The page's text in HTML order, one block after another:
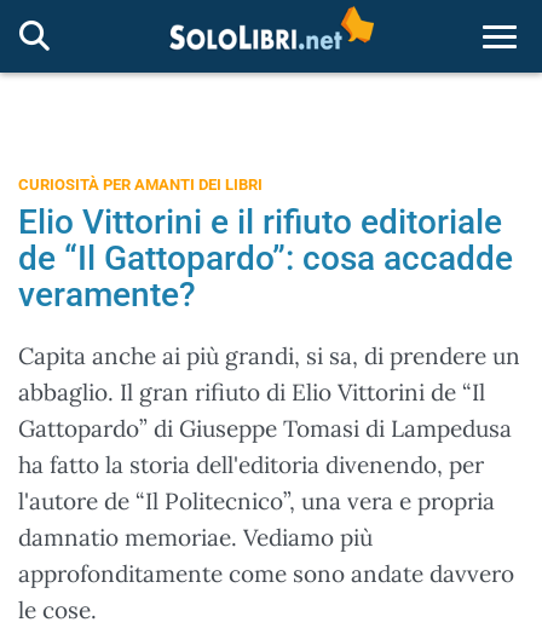
CURIOSITÀ PER AMANTI DEI LIBRI
Elio Vittorini e il rifiuto editoriale
de “Il Gattopardo”: cosa accadde
veramente?
Capita anche ai più grandi, si sa, di prendere un
abbaglio. Il gran rifiuto di Elio Vittorini de “Il
Gattopardo” di Giuseppe Tomasi di Lampedusa
ha fatto la storia dell'editoria divenendo, per
l'autore de “Il Politecnico”, una vera e propria
damnatio memoriae. Vediamo più
approfonditamente come sono andate davvero
le cose.